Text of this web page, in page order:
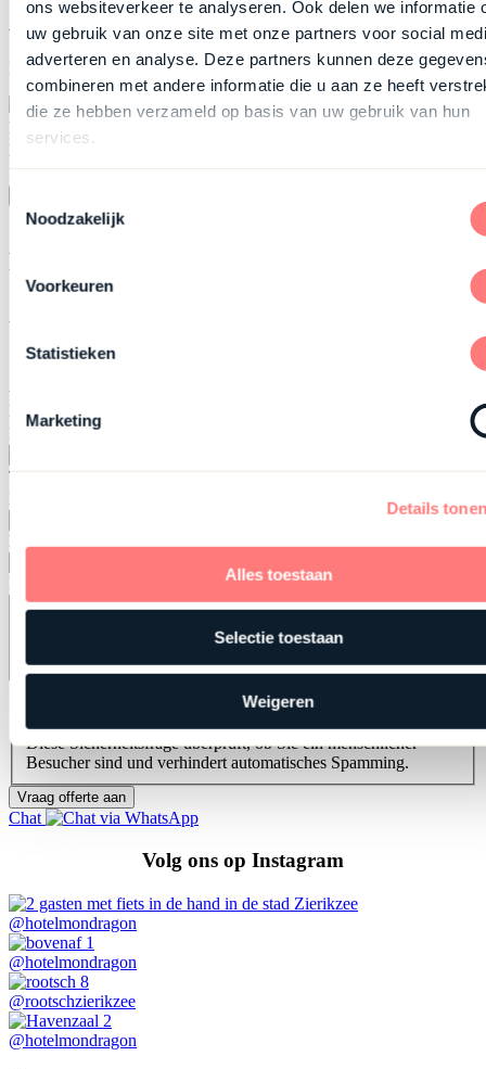
ons websiteverkeer te analyseren. Ook delen we informatie
uw gebruik van onze site met onze partners voor social
adverteren en analyse. Deze partners kunnen deze
combineren met andere informatie die u aan ze heeft
die ze hebben verzameld op basis van uw gebruik van hun
services.
Noodzakelijk
Voorkeuren
Statistieken
Marketing
Details
Alles toestaan
Selectie toestaan
Weigeren
Anmelden
Für unseren Newsletter
Name
E-mailaddress
Ich bin einverstanden mit der Privacy policy
Plan je event
beschikbaarheid en het programma te bespreken.
Soort evenement
Kies uw datum
Naam
Telefoonnummer
Email
Bedrijfsnaam
Eventuele opmerkingen of vragen
privacy policy
Diese Sicherheitsfrage überprüft, ob Sie ein menschlicher
Besucher sind und verhindert automatisches Spamming.
Chat
Volg ons op Instagram
@hotelmondragon
@hotelmondragon
@rootschzierikzee
@hotelmondragon